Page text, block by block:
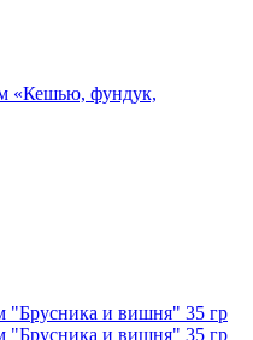
«Кешью, фундук,